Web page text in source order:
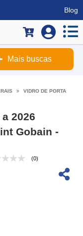
Blog
Mais buscas
VIDRO DE PORTA
2026
Gobain -
(0)